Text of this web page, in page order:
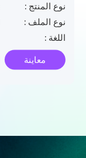
نوع المنتج :
نوع الملف :
اللغة :
معاينة